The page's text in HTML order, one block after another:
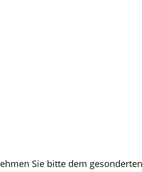
Sie bitte dem